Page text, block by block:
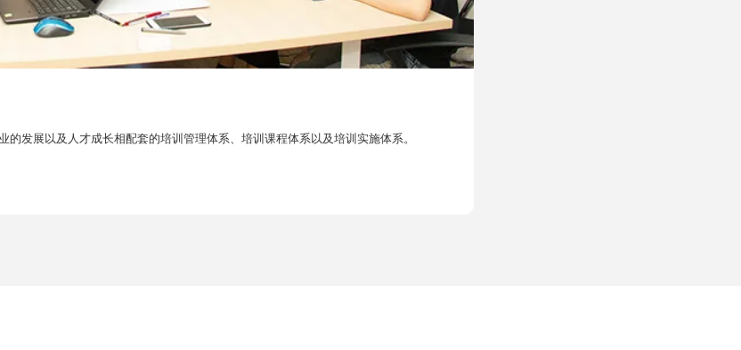
的发展以及人才成长相配套的培训管理体系、培训课程体系以及培训实施体系。